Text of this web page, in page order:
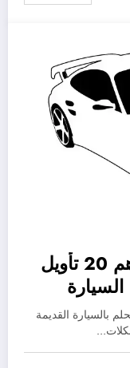
تعرف علي – تعرف على أهم 20 تأويل
بالسيارة القديمة